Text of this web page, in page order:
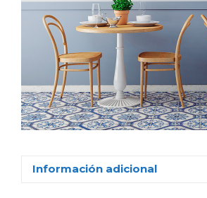
Información adicional